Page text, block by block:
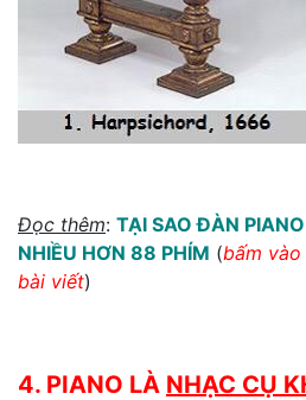
Đọc thêm: TẠI SAO ĐÀN
NHIỀU HƠN 88 PHÍM (bấm
bài viết)
4. PIANO LÀ NHẠC CỤ